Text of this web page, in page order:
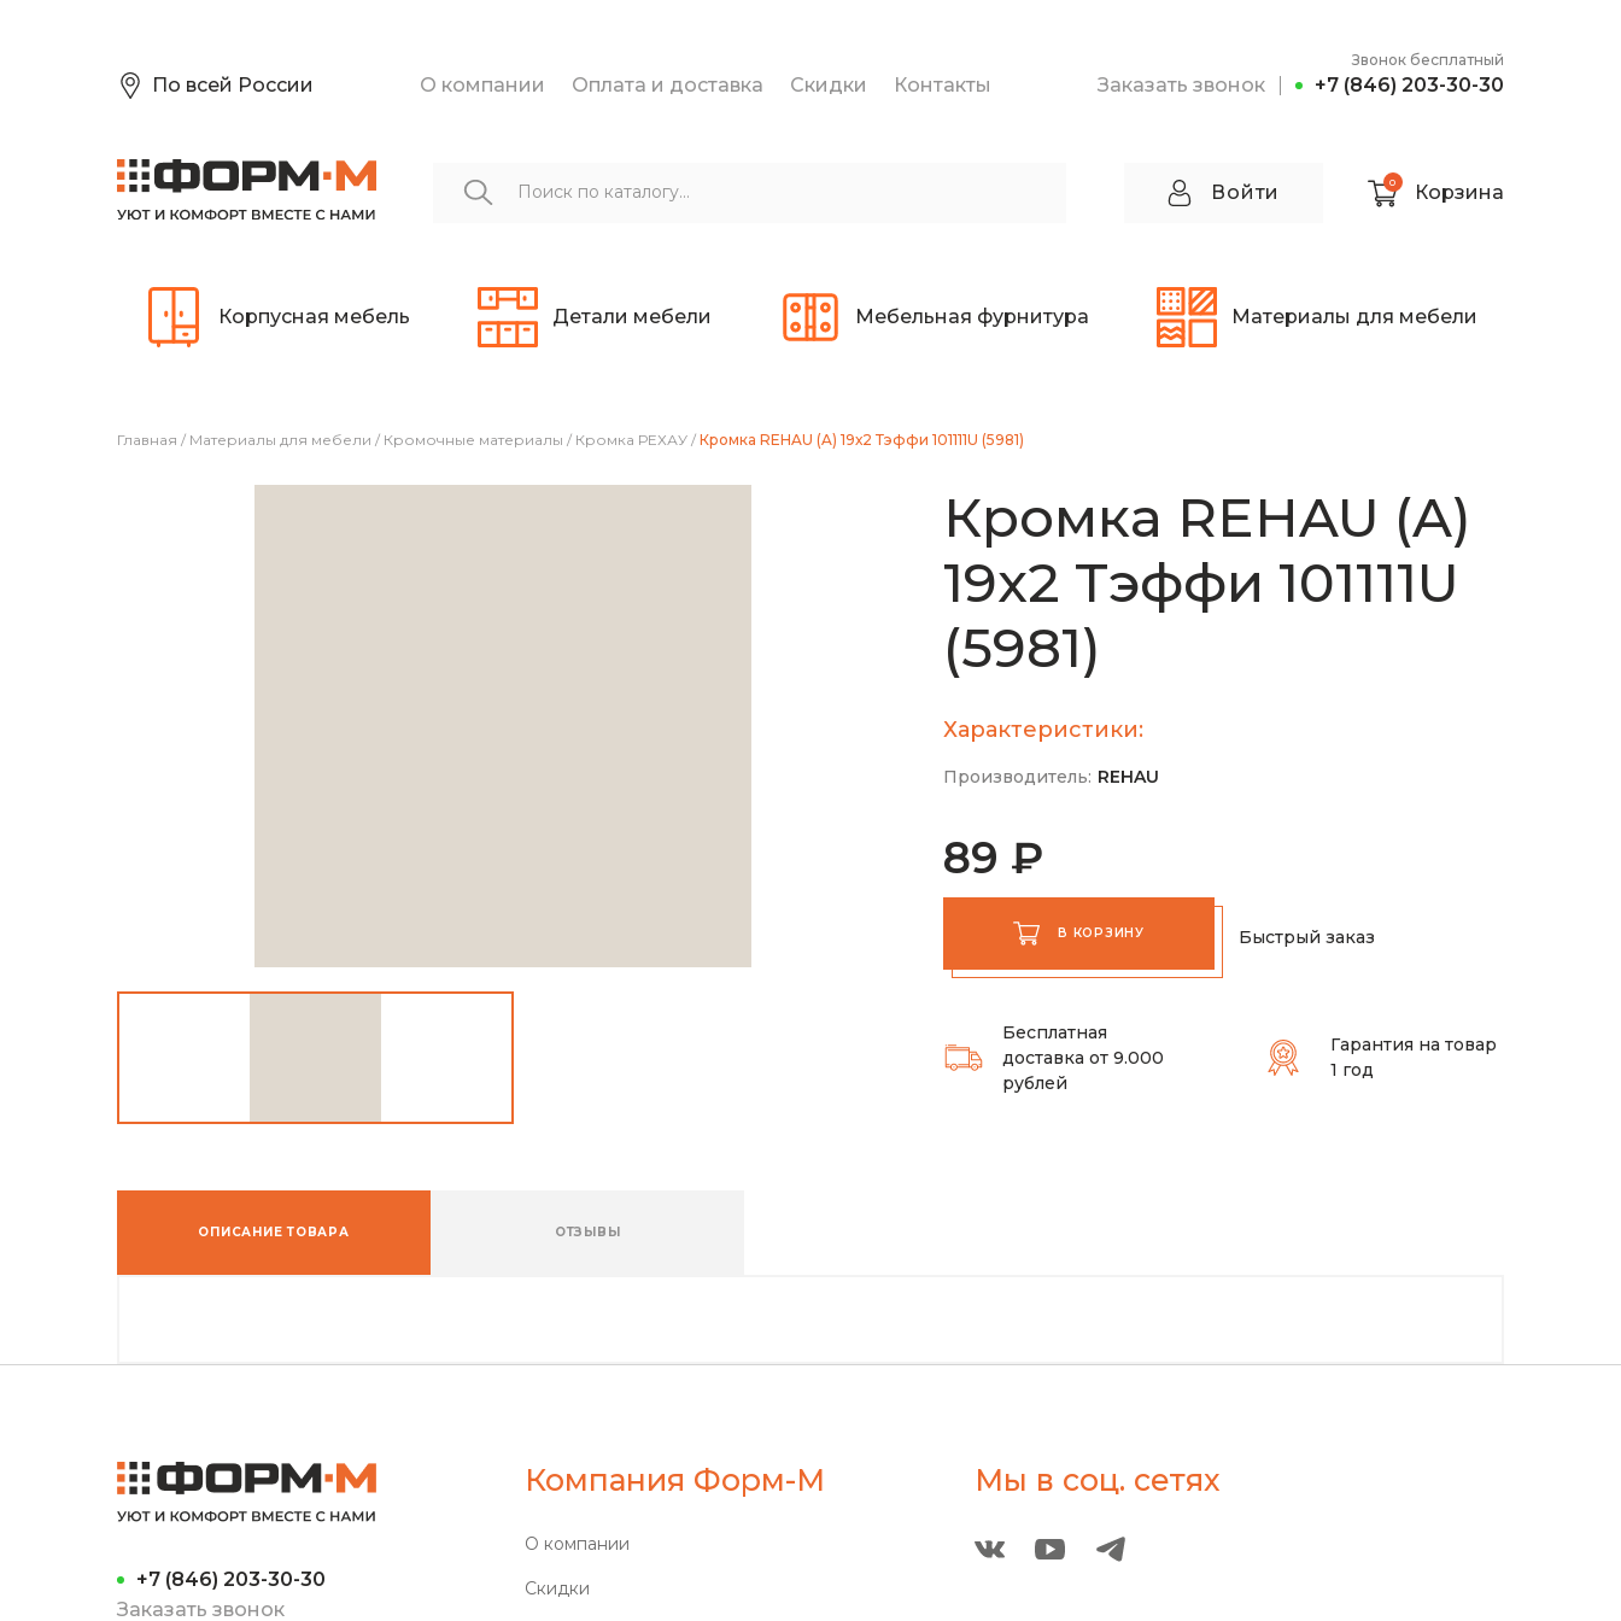
По всей России О компании Оплата и доставка Скидки Контакты Заказать звонок
Звонок бесплатный
+7 (846) 203-30-30
Войти 0 Корзина
Корпусная мебель Детали мебели Мебельная фурнитура Материалы для мебели
Главная / Материалы для мебели / Кромочные материалы / Кромка РЕХАУ / Кромка REHAU (A) 19х2 Тэффи 101111U (5981)
Кромка REHAU (A)
19х2 Тэффи 101111U
(5981)
Характеристики:
Производитель: REHAU
89 ₽
В КОРЗИНУ Быстрый заказ
Бесплатная
доставка от 9.000
рублей
Гарантия на товар
1 год
ОПИСАНИЕ ТОВАРА ОТЗЫВЫ
+7 (846) 203-30-30
Заказать звонок
Компания Форм-М
О компании
Скидки
Мы в соц. сетях